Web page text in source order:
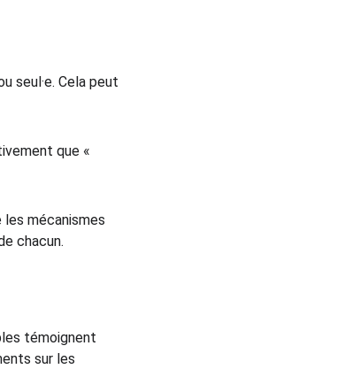
seul·e. Cela peut
que «
mécanismes
chacun.
témoignent
sur les